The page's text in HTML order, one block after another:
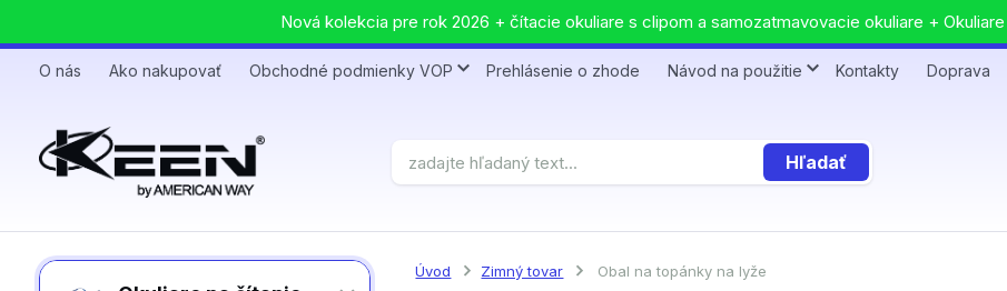
Nová kolekcia pre rok 2026 + čítacie okuliare s clipom a samozatmavovacie okuliare +
O nás Ako nakupovať Obchodné podmienky VOP Prehlásenie o zhode Návod na použitie Kontakty Doprava
Hľadať
Úvod Zimný tovar Obal na topánky na lyže